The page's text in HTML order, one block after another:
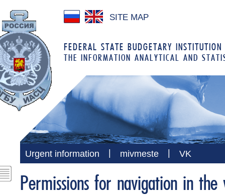
SITE MAP
FEDERAL STATE BUDGETARY INSTITUTION
THE INFORMATION ANALYTICAL AND
Urgent information mivmeste VK
Permissions for navigation in